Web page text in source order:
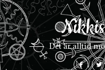
Det är alltid